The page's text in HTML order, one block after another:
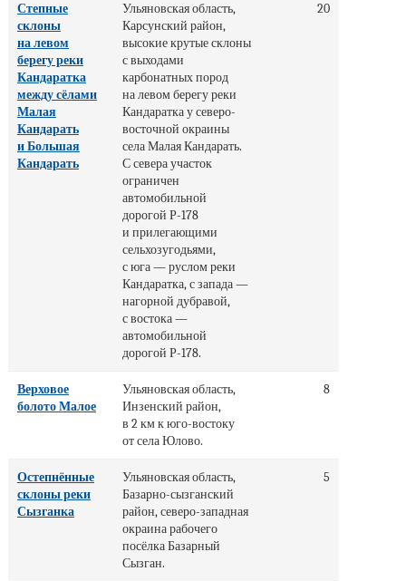
Степные
склоны
на левом
берегу реки
Кандаратка
между сёлами
Малая
Кандарать
и Большая
Кандарать
Ульяновская область,
Карсунский район,
высокие крутые склоны
с выходами
карбонатных пород
на левом берегу реки
Кандаратка у северо-
восточной окраины
села Малая Кандарать.
С севера участок
ограничен
автомобильной
дорогой Р-178
и прилегающими
сельхозугодьями,
с юга — руслом реки
Кандаратка, с запада —
нагорной дубравой,
с востока —
автомобильной
дорогой Р-178.
20
Верховое
болото Малое
Ульяновская область,
Инзенский район,
в 2 км к юго-востоку
от села Юлово.
8
Остепнённые
склоны реки
Сызганка
Ульяновская область,
Базарно-сызганский
район, северо-западная
окраина рабочего
посёлка Базарный
Сызган.
5